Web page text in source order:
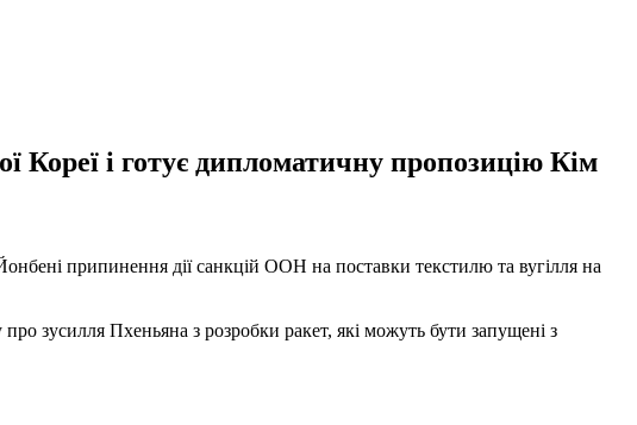
Кореї і готує дипломатичну пропозицію Кім
припинення дії санкцій ООН на поставки текстилю та вугілля на
зусилля Пхеньяна з розробки ракет, які можуть бути запущені з